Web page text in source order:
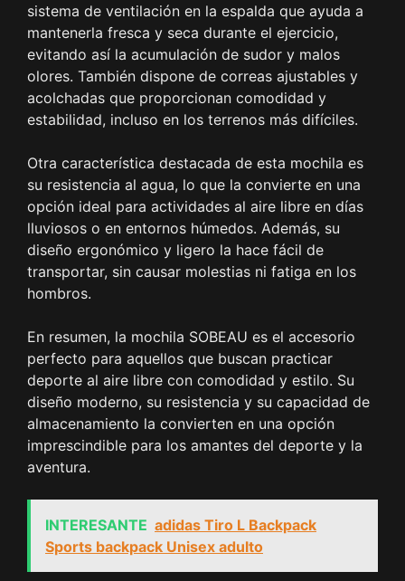
sistema de ventilación en la espalda que ayuda a
mantenerla fresca y seca durante el ejercicio,
evitando así la acumulación de sudor y malos
olores. También dispone de correas ajustables y
acolchadas que proporcionan comodidad y
estabilidad, incluso en los terrenos más difíciles.
Otra característica destacada de esta mochila es
su resistencia al agua, lo que la convierte en una
opción ideal para actividades al aire libre en días
lluviosos o en entornos húmedos. Además, su
diseño ergonómico y ligero la hace fácil de
transportar, sin causar molestias ni fatiga en los
hombros.
En resumen, la mochila SOBEAU es el accesorio
perfecto para aquellos que buscan practicar
deporte al aire libre con comodidad y estilo. Su
diseño moderno, su resistencia y su capacidad de
almacenamiento la convierten en una opción
imprescindible para los amantes del deporte y la
aventura.
INTERESANTE adidas Tiro L Backpack
Sports backpack Unisex adulto